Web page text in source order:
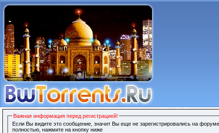
Важная информация перед регистрацией!
Если Вы видите это сообщение, значит Вы еще не зарегистрировались на
полностью, нажмите на кнопку ниже